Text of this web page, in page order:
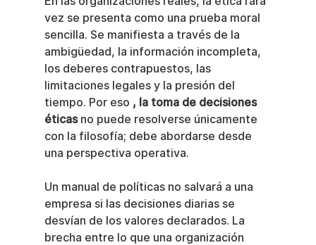
vez se presenta como una prueba moral
sencilla. Se manifiesta a través de la
ambigüedad, la información incompleta,
los deberes contrapuestos, las
limitaciones legales y la presión del
tiempo. Por eso , la toma de decisiones
éticas no puede resolverse únicamente
con la filosofía; debe abordarse desde
una perspectiva operativa.
Un manual de políticas no salvará a una
empresa si las decisiones diarias se
desvían de los valores declarados. La
brecha entre lo que una organización